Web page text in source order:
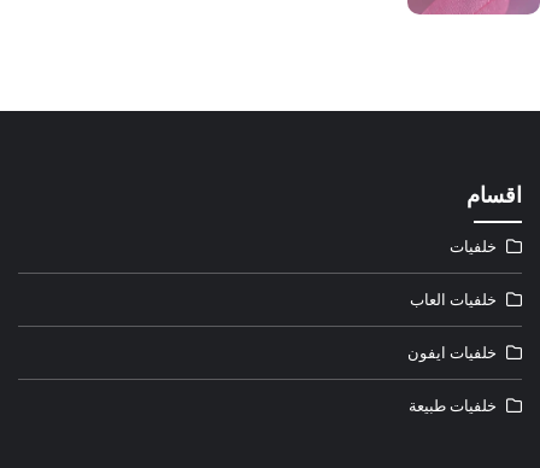
اقسام
خلفيات
خلفيات العاب
خلفيات ايفون
خلفيات طبيعة